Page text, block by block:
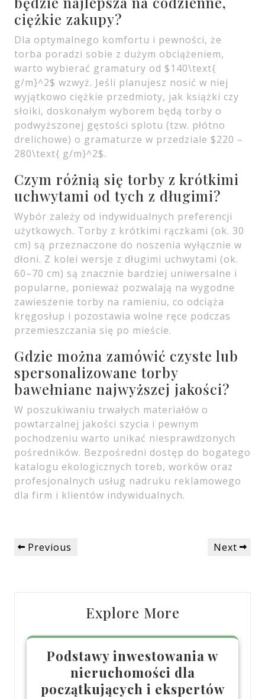
ciężkie zakupy?
Dla optymalnego komfortu i pewności, że
torba poradzi sobie z dużym obciążeniem,
warto wybierać gramatury od $140\text{
g/m}^2$ wzwyż. Jeśli planujesz nosić w niej
wyjątkowo ciężkie przedmioty, jak książki czy
słoiki, doskonałym wyborem będą torby o
podwyższonej gęstości splotu (tzw. płótno
drelichowe) o gramaturze w przedziale $220 –
280\text{ g/m}^2$.
Czym różnią się torby z krótkimi
uchwytami od tych z długimi?
Wybór zależy od indywidualnych preferencji
użytkowych. Torby z krótkimi rączkami (ok. 30
cm) są przeznaczone do noszenia wyłącznie w
dłoni. Z kolei wersje z długimi uchwytami (ok.
60–70 cm) są znacznie bardziej uniwersalne i
popularne, ponieważ pozwalają na wygodne
zawieszenie torby na ramieniu, co odciąża
kręgosłup i pozostawia wolne ręce podczas
przemieszczania się po mieście.
Gdzie można zamówić czyste lub
spersonalizowane torby
bawełniane najwyższej jakości?
W poszukiwaniu trwałych materiałów o
powtarzalnej jakości szycia i pewnym
pochodzeniu warto unikać niesprawdzonych
pośredników. Bezpośredni dostęp do bogatego
katalogu ekologicznych toreb, worków oraz
profesjonalnych usług nadruku reklamowego
dla firm i klientów indywidualnych.
Nawigacja
wpisu
Previous
Previous
Next
Next
Explore More
Podstawy inwestowania w
nieruchomości dla
początkujących i ekspertów